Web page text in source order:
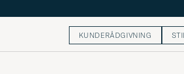
KUNDERÅDGIVNING